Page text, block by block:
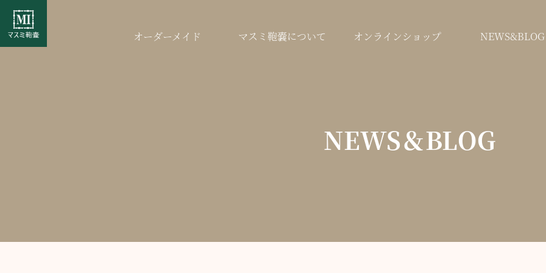
オーダーメイド マスミ鞄嚢について オンラインショップ NEWS&BLOG
NEWS＆BLOG